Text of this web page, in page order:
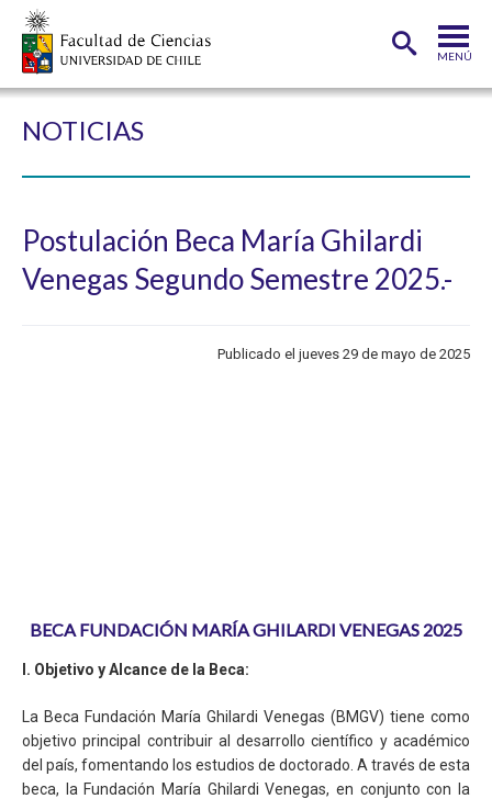
MENÚ
CARRERAS
POSTGRADOS
NOTICIAS
Postulación Beca María Ghilardi
Venegas Segundo Semestre 2025.-
Publicado el jueves 29 de mayo de 2025
BECA FUNDACIÓN MARÍA GHILARDI VENEGAS 2025
I. Objetivo y Alcance de la Beca:
La Beca Fundación María Ghilardi Venegas (BMGV) tiene como
objetivo principal contribuir al desarrollo científico y académico
del país, fomentando los estudios de doctorado. A través de esta
beca, la Fundación María Ghilardi Venegas, en conjunto con la